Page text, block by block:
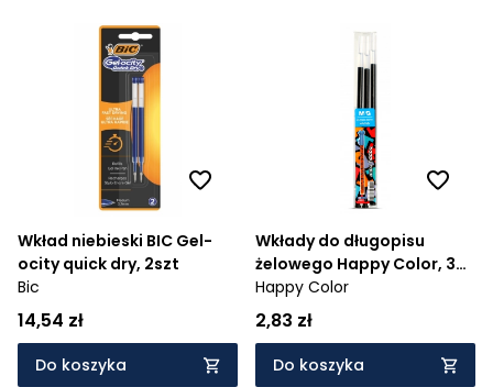
Wkład niebieski BIC Gel-
ocity quick dry, 2szt
Bic
14,54 zł
Do koszyka
Wkłady do długopisu
żelowego Happy Color, 3
szt
Happy Color
2,83 zł
Do koszyka